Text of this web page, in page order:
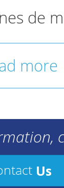
de
more
Us